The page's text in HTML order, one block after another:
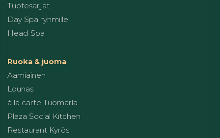
Tuotesarjat
Day Spa ryhmille
Head Spa
Ruoka & juoma
Aamiainen
Lounas
à la carte Tuomarla
Plaza Social Kitchen
Restaurant Kyrös